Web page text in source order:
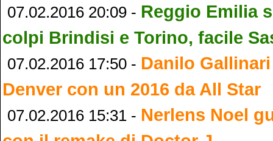
07.02.2016 20:09 - Reggio Emilia
colpi Brindisi e Torino, facile
07.02.2016 17:50 - Danilo
Denver con un 2016 da All Star
07.02.2016 15:31 - Nerlens Noel